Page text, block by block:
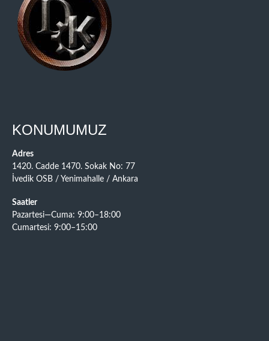
KONUMUMUZ
Adres
1420. Cadde 1470. Sokak No: 77
İvedik OSB / Yenimahalle / Ankara
Saatler
Pazartesi—Cuma: 9:00–18:00
Cumartesi: 9:00–15:00